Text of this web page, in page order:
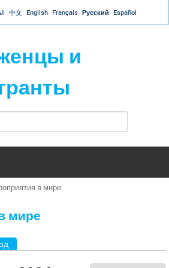
Jump to navigation
中文 English Français Русский Español
и
в мире
мире